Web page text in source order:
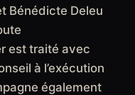
Bénédicte Deleu
est traité avec
à l’exécution
également